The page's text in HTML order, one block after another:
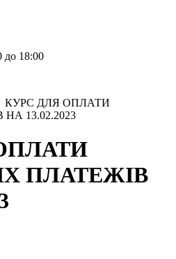
до 18:00
КУРС ДЛЯ ОПЛАТИ
13.02.2023
ПЛАТЕЖІВ